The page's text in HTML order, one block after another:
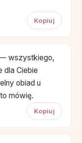
Kopiuj
— wszystkiego,
dla Ciebie
obiad u
mówię.
Kopiuj